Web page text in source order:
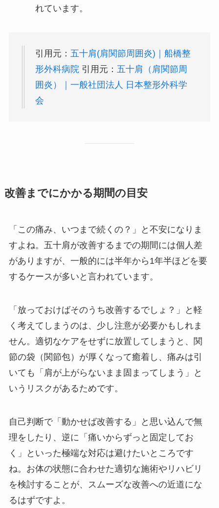
れています。
引用元： 五十肩(肩関節周囲炎)｜船橋整
形外科病院引用元： 五十肩（肩関節周
囲炎）｜一般社団法人 日本整形外科学
会
改善までにかかる期間の目安
「この痛み、いつまで続くの？」と不安になりま
すよね。五十肩が改善するまでの期間には個人差
がありますが、一般的には半年から1年半ほどを要
するケースが多いと言われています。
「放っておけばそのうち改善するでしょ？」と軽
く考えてしまうのは、少し注意が必要かもしれま
せん。適切なケアをせずに放置してしまうと、関
節の袋（関節包）が厚くなって癒着し、痛みは引
いても「肩が上がらないまま固まってしまう」と
いうリスクがあるためです。
自己判断で「動かせば改善する」と思い込んで無
理をしたり、逆に「痛いからずっと固定してお
く」といった極端な対応は避けたいところです
ね。お体の状態に合わせた適切な施術やリハビリ
を検討することが、スムーズな改善への近道にな
るはずですよ。